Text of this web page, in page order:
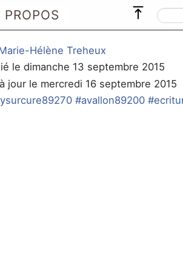
PROPOS
Hélène Treheux
le dimanche 13 septembre 2015
jour le mercredi 16 septembre 2015
#avallon89200